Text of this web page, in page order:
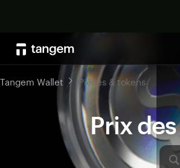
Prix
Tangem Wallet Pièces & tokens